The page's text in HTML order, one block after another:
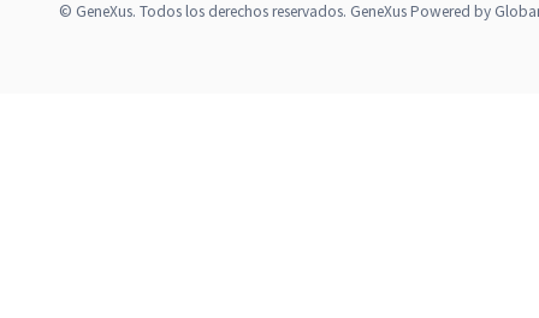
© GeneXus. Todos los derechos reservados. GeneXus Powered by